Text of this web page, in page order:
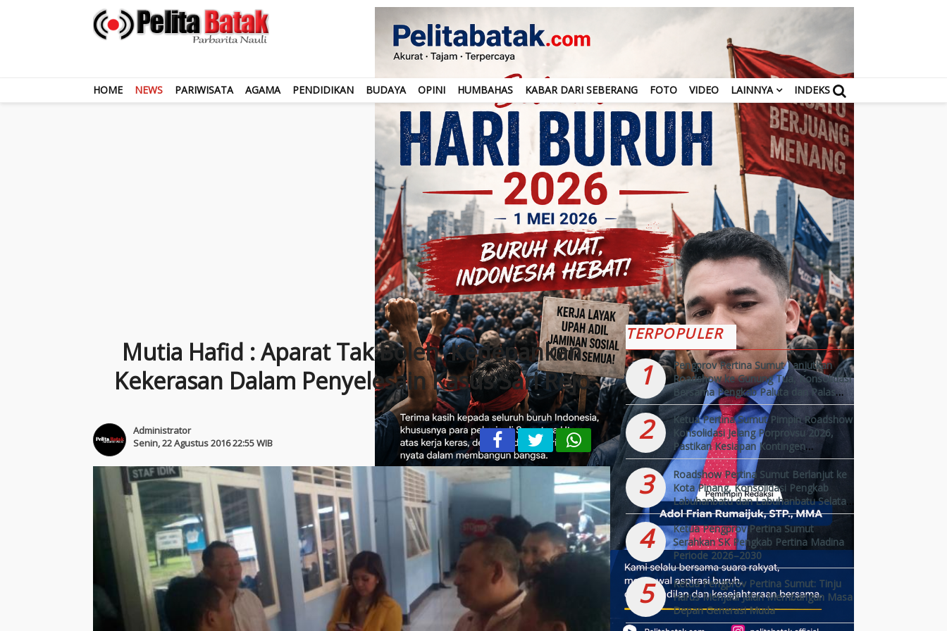
HOME NEWS PARIWISATA AGAMA PENDIDIKAN BUDAYA OPINI HUMBAHAS KABAR DARI SEBERANG FOTO VIDEO LAINNYA INDEKS
Mutia Hafid : Aparat Tak Boleh Kedepankan
Kekerasan Dalam Penyelesain Kasus Sari Rejo
Administrator
Senin, 22 Agustus 2016 22:55 WIB
TERPOPULER
1
Pengprov Pertina Sumut Lanjutkan
Roadshow ke Gunung Tua, Konsolidasi
Bersama Pengkab Paluta dan Palas
Jelang Porprovsu 2026
2
Ketua Pertina Sumut Pimpin Roadshow
Konsolidasi Jelang Porprovsu 2026,
Pastikan Kesiapan Kontingen
Kabupaten/Kota
3
Roadshow Pertina Sumut Berlanjut ke
Kota Pinang, Konsolidasi Pengkab
Labuhanbatu dan Labuhanbatu Selatan
Jelang Porprovsu 2026
4
Ketua Pengprov Pertina Sumut
Serahkan SK Pengkab Pertina Madina
Periode 2026–2030
5
Ketua Pengprov Pertina Sumut: Tinju
Harus Menjadi Jalan Membangun Masa
Depan Generasi Muda